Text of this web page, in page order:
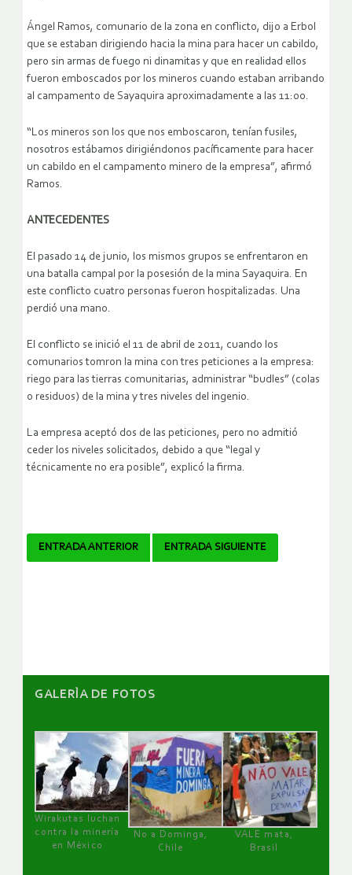
Ángel Ramos, comunario de la zona en conflicto, dijo a Erbol
que se estaban dirigiendo hacia la mina para hacer un cabildo,
pero sin armas de fuego ni dinamitas y que en realidad ellos
fueron emboscados por los mineros cuando estaban arribando
al campamento de Sayaquira aproximadamente a las 11:00.
“Los mineros son los que nos emboscaron, tenían fusiles,
nosotros estábamos dirigiéndonos pacíficamente para hacer
un cabildo en el campamento minero de la empresa”, afirmó
Ramos.
ANTECEDENTES
El pasado 14 de junio, los mismos grupos se enfrentaron en
una batalla campal por la posesión de la mina Sayaquira. En
este conflicto cuatro personas fueron hospitalizadas. Una
perdió una mano.
El conflicto se inició el 11 de abril de 2011, cuando los
comunarios tomron la mina con tres peticiones a la empresa:
riego para las tierras comunitarias, administrar “budles” (colas
o residuos) de la mina y tres niveles del ingenio.
La empresa aceptó dos de las peticiones, pero no admitió
ceder los niveles solicitados, debido a que “legal y
técnicamente no era posible”, explicó la firma.
Navegador
ENTRADA ANTERIOR ENTRADA SIGUIENTE
GALERÌA DE FOTOS
Wirakutas luchan
contra la minería
en México
No a Dominga,
Chile
VALE mata,
Brasil